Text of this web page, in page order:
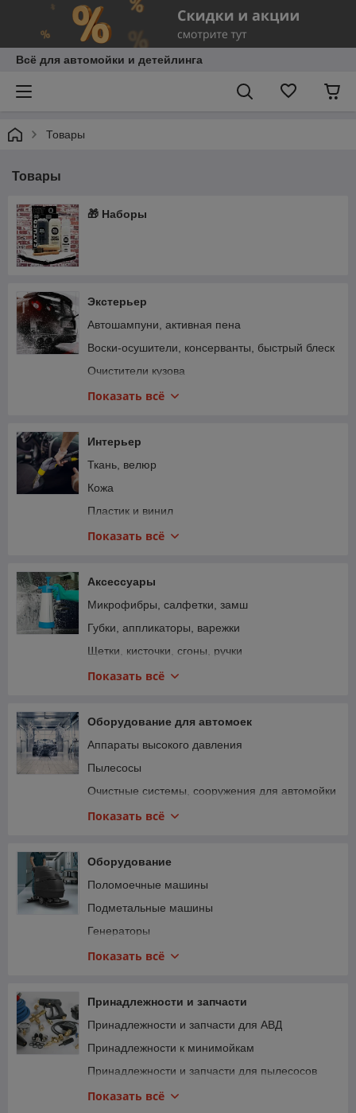
Всё для автомойки и детейлинга
Товары
Товары
🎁 Наборы
Экстерьер
Автошампуни, активная пена
Воски-осушители, консерванты, быстрый блеск
Очистители кузова
Воски, силанты, глейзы
Защитные пленки
Составы для пленок
Показать всё
Интерьер
Ткань, велюр
Кожа
Пластик и винил
Стекло
Ароматизаторы
Показать всё
Аксессуары
Микрофибры, салфетки, замш
Губки, аппликаторы, варежки
Щетки, кисточки, сгоны, ручки
Распылители, триггеры, бутылки
Полировальные круги, пады
Укрывной материал, малярные ленты
Коврики и накидки
Аксессуары для защитных пленок
Показать всё
Оборудование для автомоек
Аппараты высокого давления
Пылесосы
Очистные системы, сооружения для автомойки
Полировальные машинки
Интерьер автомойки
Турбосушки
Озонаторы, генераторы сухого тумана
Дозирующие насосы, дозатроны, инжекторы
Пенообразователи
Посты мойки колес
Оборудование для самообслуживания
Световое оборудование
Показать всё
Оборудование
Поломоечные машины
Подметальные машины
Генераторы
Аппараты для чистки обуви
Насосное оборудование
Мембранные насосы
Парогенераторы и паропылесосы
Стеклоочистители
Мотопомпы
Показать всё
Принадлежности и запчасти
Принадлежности и запчасти для АВД
Принадлежности к минимойкам
Принадлежности и запчасти для пылесосов
Запчасти к поломойкам
Показать всё